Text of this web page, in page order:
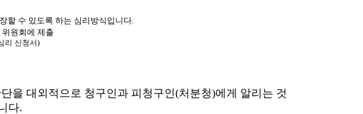
할 수 있도록 하는 심리방식입니다.
원회에 제출
리 신청서)
을 대외적으로 청구인과 피청구인(처분청)에게 알리는 것
다.